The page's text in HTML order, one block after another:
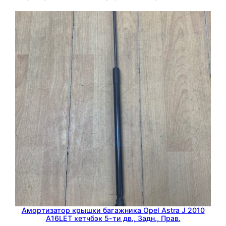
n
o
2
0
6
9
U
A
7
5
Амортизатор крышки багажника Opel Astra J 2010
A16LET хетчбэк 5-ти дв., Задн., Прав.